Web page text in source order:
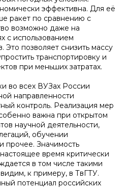
эффективна. Для её
ракет по сравнению с
возможно даже на
с использованием
Это позволяет снизить массу
транспортировку и
при меньших затратах.
во всех ВУЗах России
направленности
контроль. Реализация мер
важна при открытом
научной деятельности,
обучении
прочее. Значимость
время критически
в том числе такими
к примеру, в ТвГТУ.
потенциал российских